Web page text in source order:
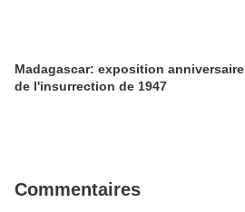
Madagascar: exposition anniversaire
de l'insurrection de 1947
Commentaires